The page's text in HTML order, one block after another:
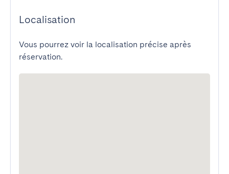
Localisation
Vous pourrez voir la localisation précise après
réservation.